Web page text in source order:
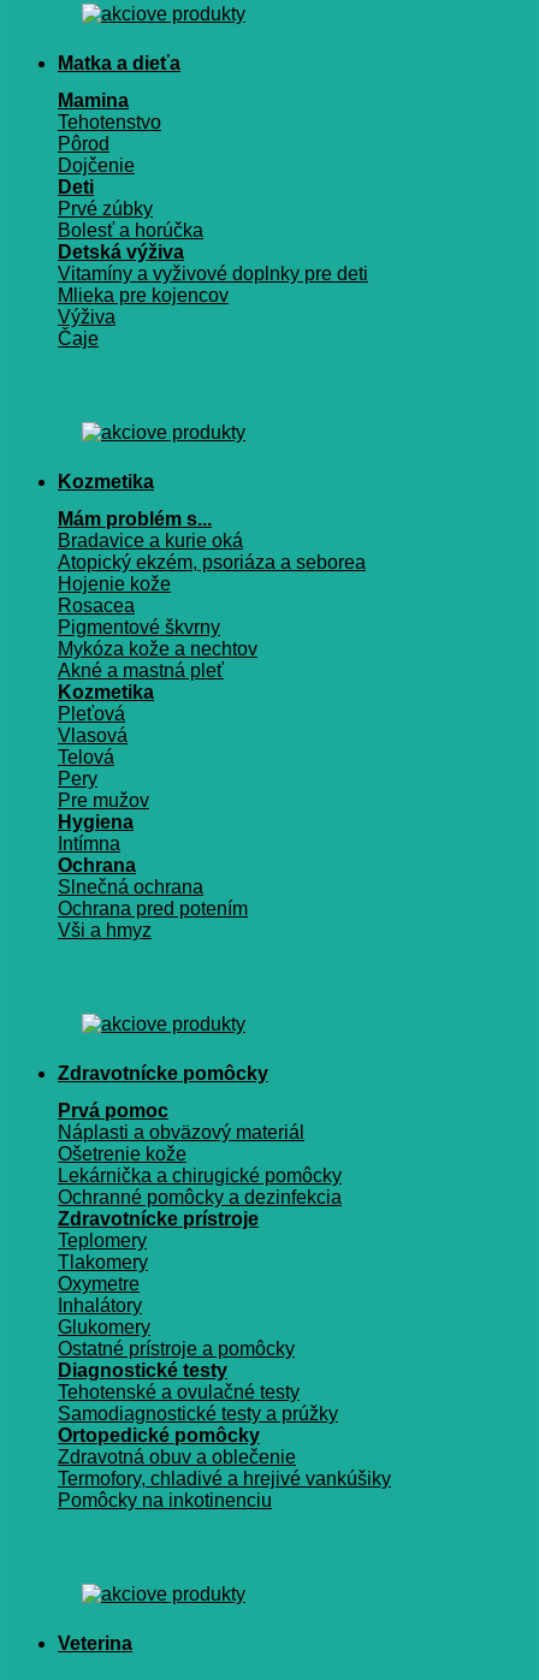
Matka a dieťa
Mamina
Tehotenstvo
Pôrod
Dojčenie
Deti
Prvé zúbky
Bolesť a horúčka
Detská výživa
Vitamíny a vyživové doplnky pre deti
Mlieka pre kojencov
Výživa
Čaje
Kozmetika
Mám problém s...
Bradavice a kurie oká
Atopický ekzém, psoriáza a seborea
Hojenie kože
Rosacea
Pigmentové škvrny
Mykóza kože a nechtov
Akné a mastná pleť
Kozmetika
Pleťová
Vlasová
Telová
Pery
Pre mužov
Hygiena
Intímna
Ochrana
Slnečná ochrana
Ochrana pred potením
Vši a hmyz
Zdravotnícke pomôcky
Prvá pomoc
Náplasti a obväzový materiál
Ošetrenie kože
Lekárnička a chirugické pomôcky
Ochranné pomôcky a dezinfekcia
Zdravotnícke prístroje
Teplomery
Tlakomery
Oxymetre
Inhalátory
Glukomery
Ostatné prístroje a pomôcky
Diagnostické testy
Tehotenské a ovulačné testy
Samodiagnostické testy a prúžky
Ortopedické pomôcky
Zdravotná obuv a oblečenie
Termofory, chladivé a hrejivé vankúšiky
Pomôcky na inkotinenciu
Veterina